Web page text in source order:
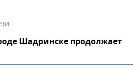
Шадринске продолжает